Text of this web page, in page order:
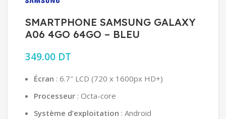
SMARTPHONE SAMSUNG GALAXY
A06 4GO 64GO – BLEU
349.00 DT
Écran : 6.7″ LCD (720 x 1600px HD+)
Processeur : Octa-core
Système d’exploitation : Android